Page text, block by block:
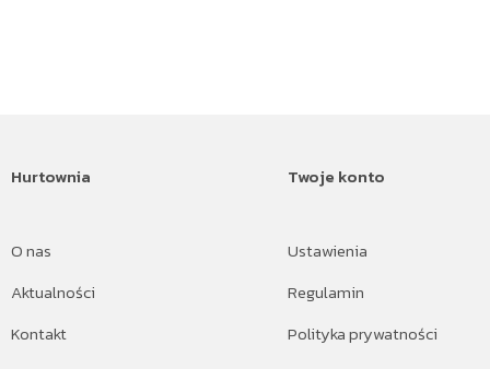
Hurtownia
O nas
Aktualności
Kontakt
Twoje konto
Ustawienia
Regulamin
Polityka prywatności